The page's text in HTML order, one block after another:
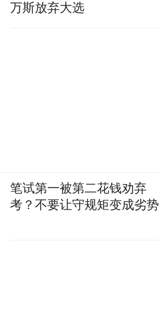
万斯放弃大选
笔试第一被第二花钱劝弃
考？不要让守规矩变成劣势